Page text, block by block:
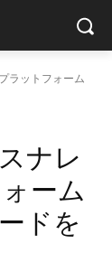
ラットフォーム
ナレ
ーム
ドを